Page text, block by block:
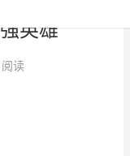
英雄
阅读